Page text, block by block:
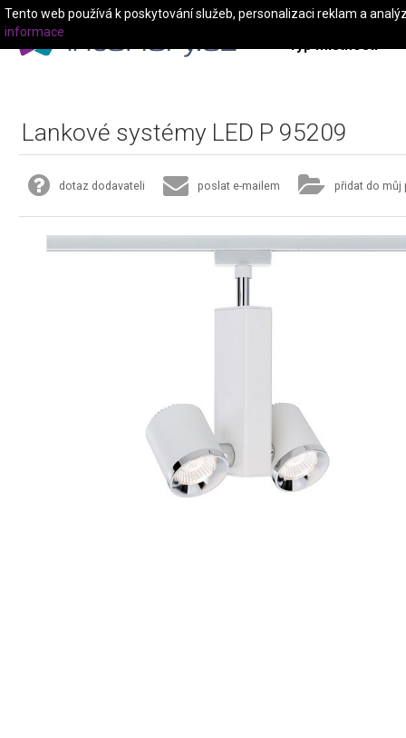
Typ místnosti
Lankové systémy LED P 95209
dotaz dodavateli poslat e-mailem přidat do můj
Tento web používá k poskytování služeb, personalizaci reklam a
informace